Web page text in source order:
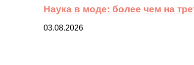
Наука в моде: более чем на
03.08.2026